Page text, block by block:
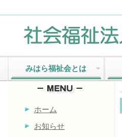
みはら福祉会とは
ホーム
お知らせ